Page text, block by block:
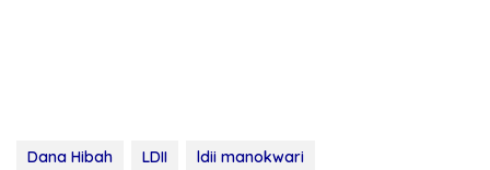
Dana Hibah LDII
ldii manokwari